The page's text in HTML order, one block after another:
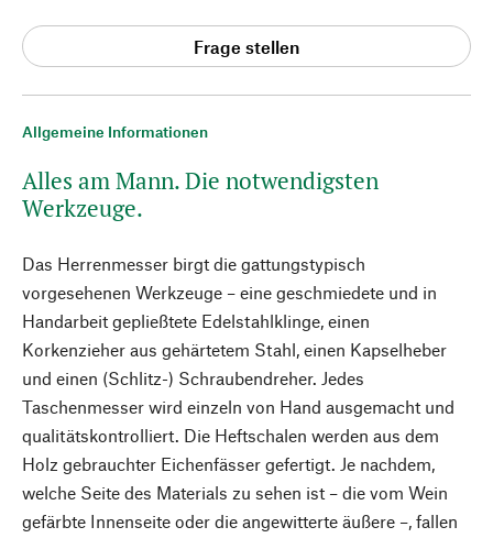
Allgemeine Informationen
Alles am Mann. Die notwendigsten
Werkzeuge.
Das Herrenmesser birgt die gattungstypisch
vorgesehenen Werkzeuge – eine geschmiedete und in
Handarbeit gepließtete Edelstahlklinge, einen
Korkenzieher aus gehärtetem Stahl, einen Kapselheber
und einen (Schlitz-) Schraubendreher. Jedes
Taschenmesser wird einzeln von Hand ausgemacht und
qualitätskontrolliert. Die Heftschalen werden aus dem
Holz gebrauchter Eichenfässer gefertigt. Je nachdem,
welche Seite des Materials zu sehen ist – die vom Wein
gefärbte Innenseite oder die angewitterte äußere –, fallen
Frage stellen